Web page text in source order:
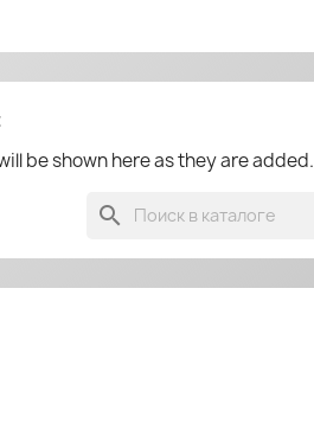
be shown here as they are added.
search